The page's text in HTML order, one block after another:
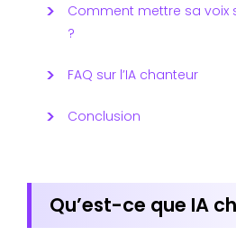
Comment mettre sa voix
?
FAQ sur l’IA chanteur
Conclusion
Qu’est-ce que IA